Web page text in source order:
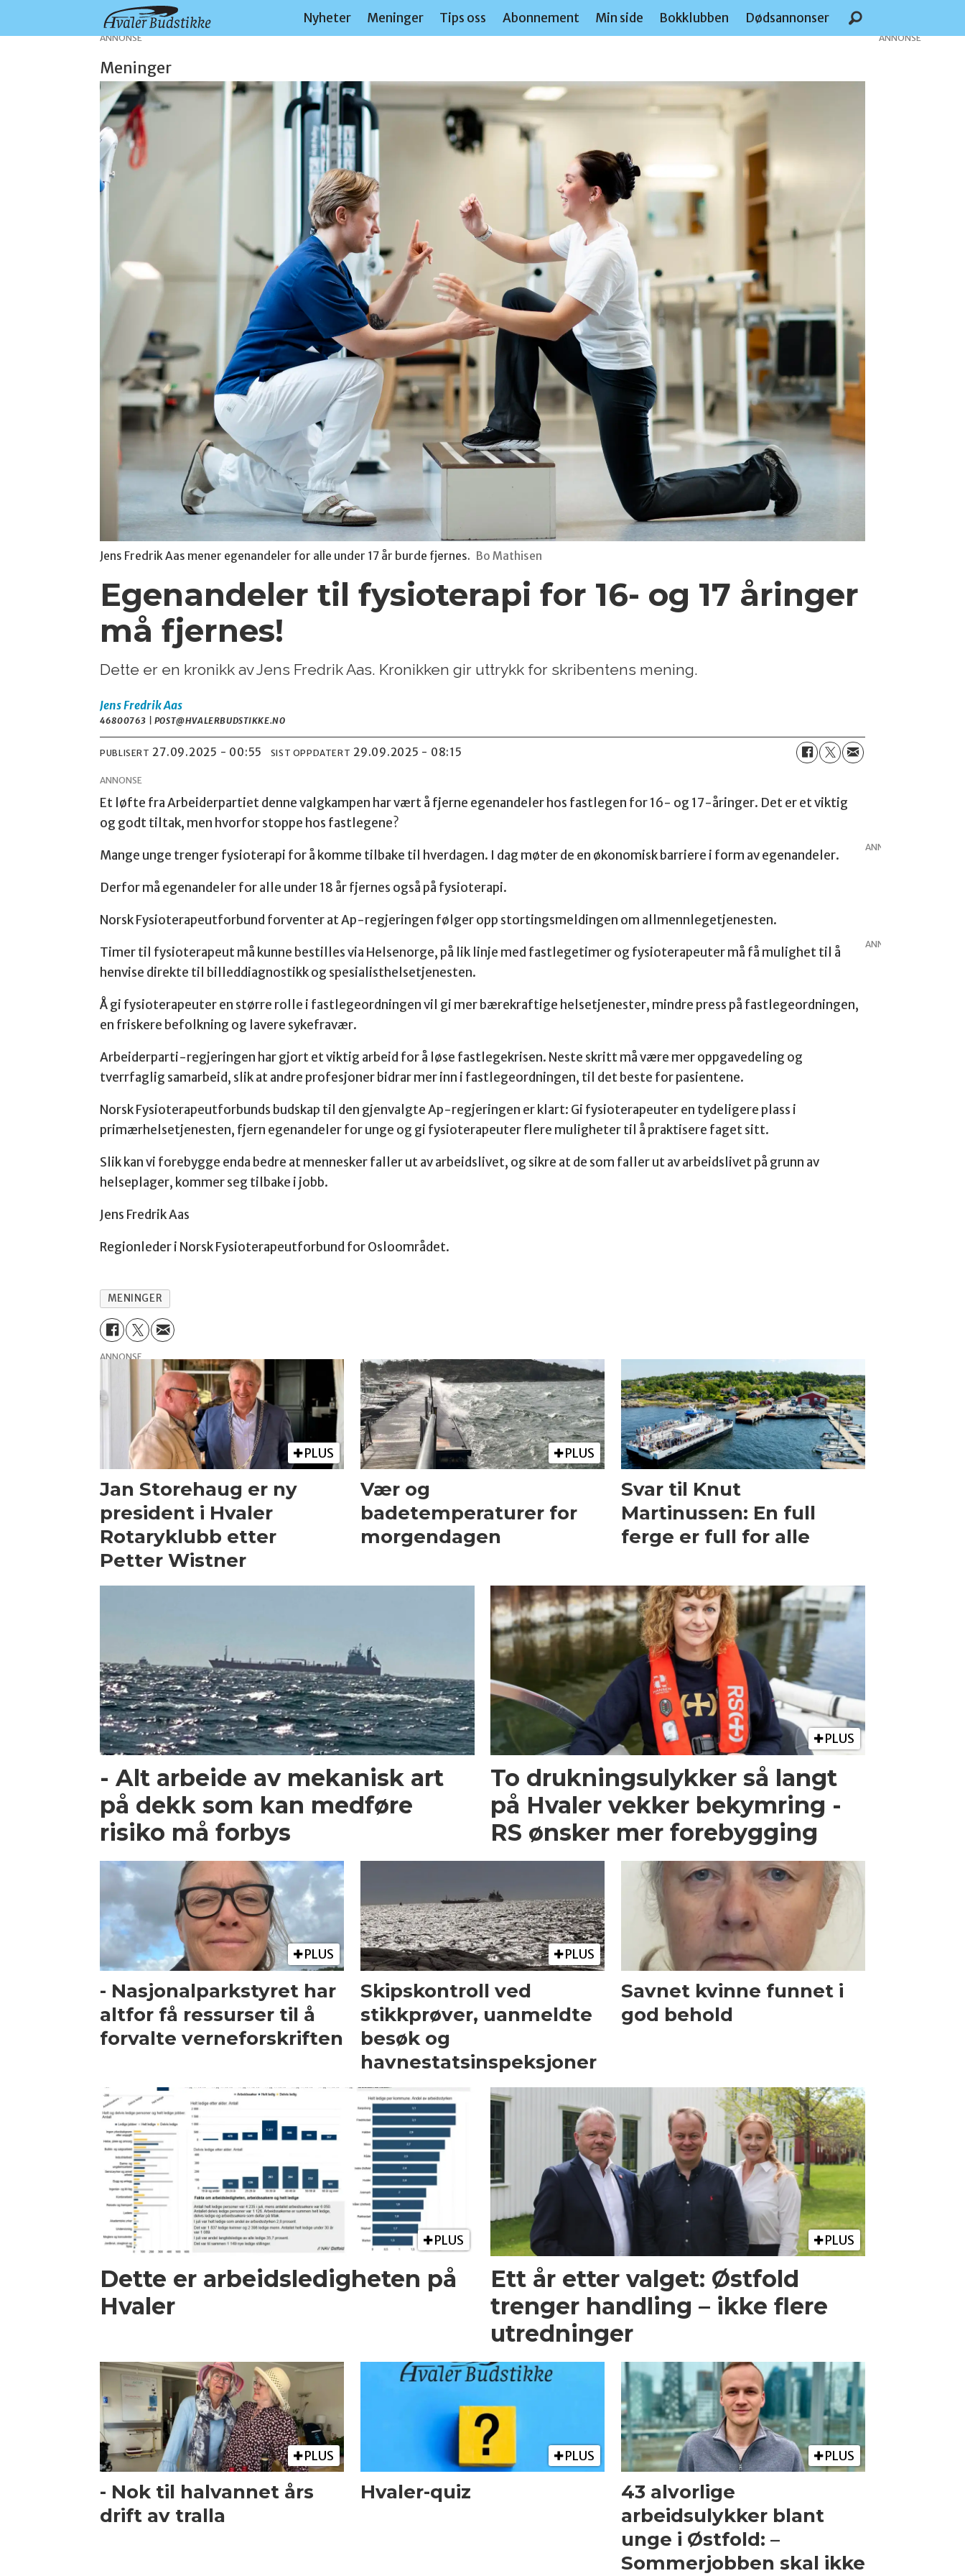
Nyheter Meninger Tips oss Abonnement Min side Bokklubben Dødsannonser
ANNONSE
Meninger
Jens Fredrik Aas mener egenandeler for alle under 17 år burde fjernes. Bo Mathisen
Egenandeler til fysioterapi for 16- og 17 åringer
må fjernes!
Dette er en kronikk av Jens Fredrik Aas. Kronikken gir uttrykk for skribentens mening.
Jens FredrikAas
46800763 | POST@HVALERBUDSTIKKE.NO
PUBLISERT 27.09.2025 - 00:55 SIST OPPDATERT 29.09.2025 - 08:15
ANNONSE
Et løfte fra Arbeiderpartiet denne valgkampen har vært å fjerne egenandeler hos fastlegen for 16- og 17-åringer. Det er et viktig
og godt tiltak, men hvorfor stoppe hos fastlegene?
ANNONSE
Mange unge trenger fysioterapi for å komme tilbake til hverdagen. I dag møter de en økonomisk barriere i form av egenandeler.
Derfor må egenandeler for alle under 18 år fjernes også på fysioterapi.
Norsk Fysioterapeutforbund forventer at Ap-regjeringen følger opp stortingsmeldingen om allmennlegetjenesten.
ANNONSE
Timer til fysioterapeut må kunne bestilles via Helsenorge, på lik linje med fastlegetimer og fysioterapeuter må få mulighet til å
henvise direkte til billeddiagnostikk og spesialisthelsetjenesten.
Å gi fysioterapeuter en større rolle i fastlegeordningen vil gi mer bærekraftige helsetjenester, mindre press på fastlegeordningen,
en friskere befolkning og lavere sykefravær.
Arbeiderparti-regjeringen har gjort et viktig arbeid for å løse fastlegekrisen. Neste skritt må være mer oppgavedeling og
tverrfaglig samarbeid, slik at andre profesjoner bidrar mer inn i fastlegeordningen, til det beste for pasientene.
Norsk Fysioterapeutforbunds budskap til den gjenvalgte Ap-regjeringen er klart: Gi fysioterapeuter en tydeligere plass i
primærhelsetjenesten, fjern egenandeler for unge og gi fysioterapeuter flere muligheter til å praktisere faget sitt.
Slik kan vi forebygge enda bedre at mennesker faller ut av arbeidslivet, og sikre at de som faller ut av arbeidslivet på grunn av
helseplager, kommer seg tilbake i jobb.
Jens Fredrik Aas
Regionleder i Norsk Fysioterapeutforbund for Osloområdet.
MENINGER
ANNONSE
PLUS
Jan Storehaug er ny
president i Hvaler
Rotaryklubb etter
Petter Wistner
PLUS
Vær og
badetemperaturer for
morgendagen
Svar til Knut
Martinussen: En full
ferge er full for alle
- Alt arbeide av mekanisk art
på dekk som kan medføre
risiko må forbys
PLUS
To drukningsulykker så langt
på Hvaler vekker bekymring -
RS ønsker mer forebygging
PLUS
- Nasjonalparkstyret har
altfor få ressurser til å
forvalte verneforskriften
PLUS
Skipskontroll ved
stikkprøver, uanmeldte
besøk og
havnestatsinspeksjoner
Savnet kvinne funnet i
god behold
PLUS
Dette er arbeidsledigheten på
Hvaler
PLUS
Ett år etter valget: Østfold
trenger handling – ikke flere
utredninger
PLUS
- Nok til halvannet års
drift av tralla
PLUS
Hvaler-quiz
PLUS
43 alvorlige
arbeidsulykker blant
unge i Østfold: –
Sommerjobben skal ikke
ANNONSE